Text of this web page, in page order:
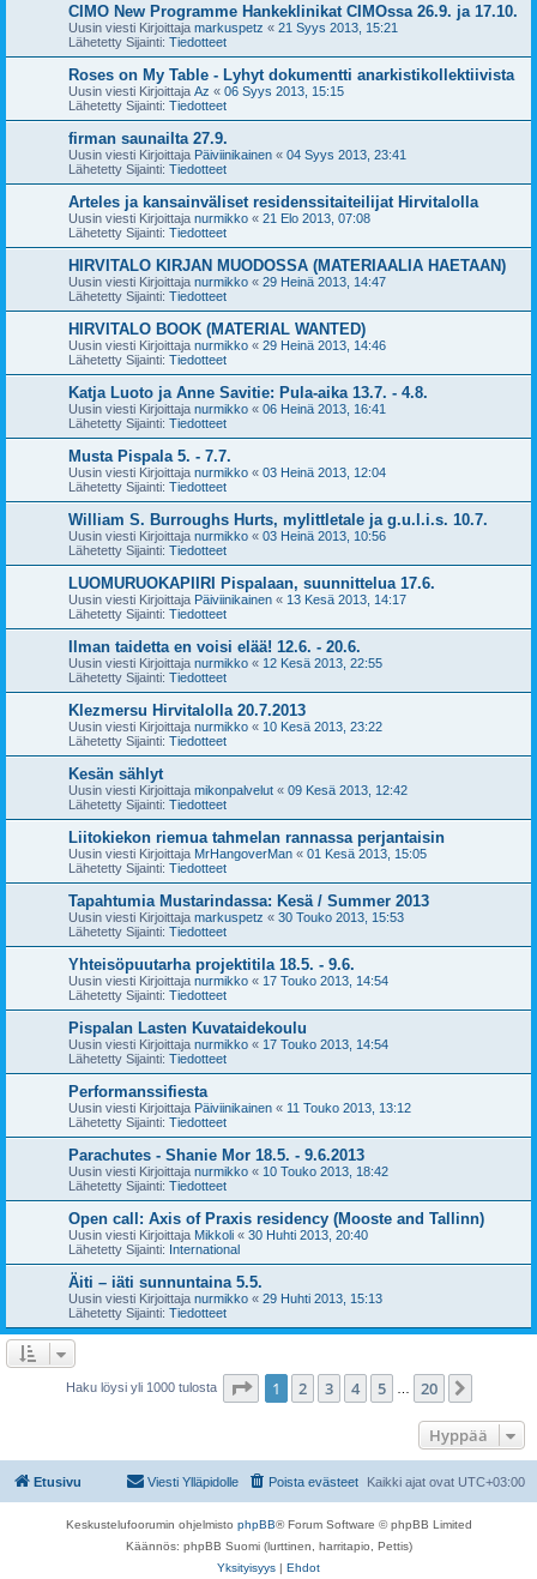
CIMO New Programme Hankeklinikat CIMOssa 26.9. ja 17.10.
Uusin viesti Kirjoittaja markuspetz « 21 Syys 2013, 15:21
Lähetetty Sijainti: Tiedotteet
Roses on My Table - Lyhyt dokumentti anarkistikollektiivista
Uusin viesti Kirjoittaja Az « 06 Syys 2013, 15:15
Lähetetty Sijainti: Tiedotteet
firman saunailta 27.9.
Uusin viesti Kirjoittaja Päiviinikainen « 04 Syys 2013, 23:41
Lähetetty Sijainti: Tiedotteet
Arteles ja kansainväliset residenssitaiteilijat Hirvitalolla
Uusin viesti Kirjoittaja nurmikko « 21 Elo 2013, 07:08
Lähetetty Sijainti: Tiedotteet
HIRVITALO KIRJAN MUODOSSA (MATERIAALIA HAETAAN)
Uusin viesti Kirjoittaja nurmikko « 29 Heinä 2013, 14:47
Lähetetty Sijainti: Tiedotteet
HIRVITALO BOOK (MATERIAL WANTED)
Uusin viesti Kirjoittaja nurmikko « 29 Heinä 2013, 14:46
Lähetetty Sijainti: Tiedotteet
Katja Luoto ja Anne Savitie: Pula-aika 13.7. - 4.8.
Uusin viesti Kirjoittaja nurmikko « 06 Heinä 2013, 16:41
Lähetetty Sijainti: Tiedotteet
Musta Pispala 5. - 7.7.
Uusin viesti Kirjoittaja nurmikko « 03 Heinä 2013, 12:04
Lähetetty Sijainti: Tiedotteet
William S. Burroughs Hurts, mylittletale ja g.u.l.i.s. 10.7.
Uusin viesti Kirjoittaja nurmikko « 03 Heinä 2013, 10:56
Lähetetty Sijainti: Tiedotteet
LUOMURUOKAPIIRI Pispalaan, suunnittelua 17.6.
Uusin viesti Kirjoittaja Päiviinikainen « 13 Kesä 2013, 14:17
Lähetetty Sijainti: Tiedotteet
Ilman taidetta en voisi elää! 12.6. - 20.6.
Uusin viesti Kirjoittaja nurmikko « 12 Kesä 2013, 22:55
Lähetetty Sijainti: Tiedotteet
Klezmersu Hirvitalolla 20.7.2013
Uusin viesti Kirjoittaja nurmikko « 10 Kesä 2013, 23:22
Lähetetty Sijainti: Tiedotteet
Kesän sählyt
Uusin viesti Kirjoittaja mikonpalvelut « 09 Kesä 2013, 12:42
Lähetetty Sijainti: Tiedotteet
Liitokiekon riemua tahmelan rannassa perjantaisin
Uusin viesti Kirjoittaja MrHangoverMan « 01 Kesä 2013, 15:05
Lähetetty Sijainti: Tiedotteet
Tapahtumia Mustarindassa: Kesä / Summer 2013
Uusin viesti Kirjoittaja markuspetz « 30 Touko 2013, 15:53
Lähetetty Sijainti: Tiedotteet
Yhteisöpuutarha projektitila 18.5. - 9.6.
Uusin viesti Kirjoittaja nurmikko « 17 Touko 2013, 14:54
Lähetetty Sijainti: Tiedotteet
Pispalan Lasten Kuvataidekoulu
Uusin viesti Kirjoittaja nurmikko « 17 Touko 2013, 14:54
Lähetetty Sijainti: Tiedotteet
Performanssifiesta
Uusin viesti Kirjoittaja Päiviinikainen « 11 Touko 2013, 13:12
Lähetetty Sijainti: Tiedotteet
Parachutes - Shanie Mor 18.5. - 9.6.2013
Uusin viesti Kirjoittaja nurmikko « 10 Touko 2013, 18:42
Lähetetty Sijainti: Tiedotteet
Open call: Axis of Praxis residency (Mooste and Tallinn)
Uusin viesti Kirjoittaja Mikkoli « 30 Huhti 2013, 20:40
Lähetetty Sijainti: International
Äiti – iäti sunnuntaina 5.5.
Uusin viesti Kirjoittaja nurmikko « 29 Huhti 2013, 15:13
Lähetetty Sijainti: Tiedotteet
Haku löysi yli 1000 tulosta Sivu /20
1 2 3 4 5 20
Hyppää
Etusivu Kaikki ajat ovat UTC+03:00
Poista evästeet
Viesti Ylläpidolle
Keskustelufoorumin ohjelmisto phpBB® Forum Software © phpBB Limited
Käännös: phpBB Suomi (lurttinen, harritapio, Pettis)
Yksityisyys | Ehdot